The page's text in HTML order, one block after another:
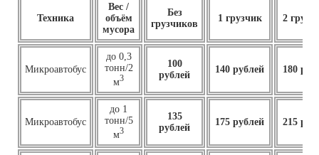
Техника
Вес /
объём
мусора
Без
грузчиков
1 грузчик 2
Микроавтобус
до 0,3
тонн/2
м3
100
рублей
140 рублей 180
Микроавтобус
до 1
тонн/5
м3
135
рублей
175 рублей 215